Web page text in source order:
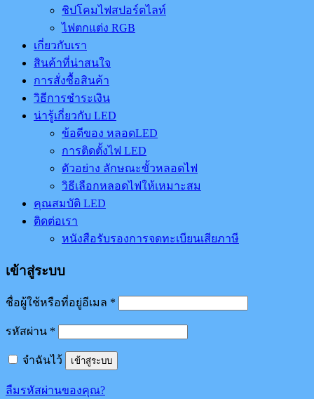
ชิปโคมไฟสปอร์ตไลท์
ไฟตกแต่ง RGB
เกี่ยวกับเรา
สินค้าที่น่าสนใจ
การสั่งซื้อสินค้า
วิธีการชำระเงิน
น่ารู้เกี่ยวกับ LED
ข้อดีของ หลอดLED
การติดตั้งไฟ LED
ตัวอย่าง ลักษณะขั้วหลอดไฟ
วิธีเลือกหลอดไฟให้เหมาะสม
คุณสมบัติ LED
ติดต่อเรา
หนังสือรับรองการจดทะเบียนเสียภาษี
เข้าสู่ระบบ
ชื่อผู้ใช้หรือที่อยู่อีเมล *
รหัสผ่าน *
จำฉันไว้ เข้าสู่ระบบ
ลืมรหัสผ่านของคุณ?